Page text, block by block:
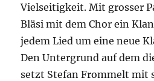
Vielseitigkeit. Mit grosser
Bläsi mit dem Chor ein
jedem Lied um eine neue
Den Untergrund auf dem
setzt Stefan Frommelt mit